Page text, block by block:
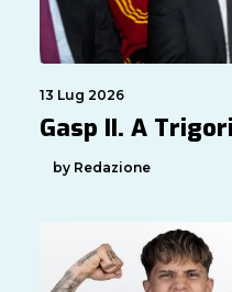
13 Lug 2026
Gasp II. A
by Redazione